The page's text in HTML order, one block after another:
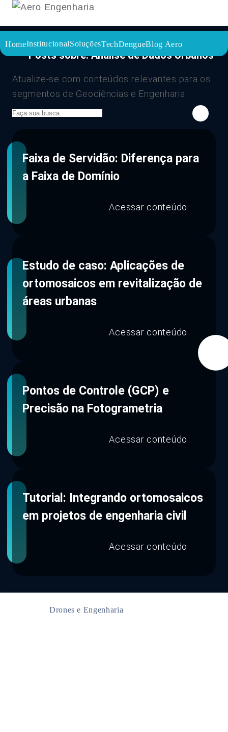
HomeInstitucionalSoluçõesTechDengueBlog Aero
Posts sobre: Análise de Dados Urbanos
Atualize-se com conteúdos relevantes para os
segmentos de Geociências e Engenharia.
Faixa de Servidão: Diferença para
a Faixa de Domínio
Acessar conteúdo
Estudo de caso: Aplicações de
ortomosaicos em revitalização de
áreas urbanas
Acessar conteúdo
Pontos de Controle (GCP) e
Precisão na Fotogrametria
Acessar conteúdo
Tutorial: Integrando ortomosaicos
em projetos de engenharia civil
Acessar conteúdo
Drones e Engenharia